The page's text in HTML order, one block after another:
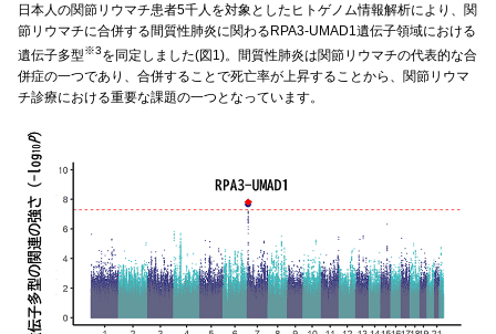
日本人の関節リウマチ患者5千人を対象としたヒトゲノム情報解析により、関
節リウマチに合併する間質性肺炎に関わるRPA3-UMAD1遺伝子領域における
遺伝子多型※3を同定しました(図1)。間質性肺炎は関節リウマチの代表的な合
併症の一つであり、合併することで死亡率が上昇することから、関節リウマ
チ診療における重要な課題の一つとなっています。